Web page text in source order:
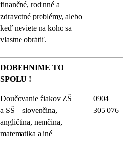
finančné, rodinné a
zdravotné problémy, alebo
keď neviete na koho sa
vlastne obrátiť.
DOBEHNIME TO
SPOLU !
Doučovanie žiakov ZŠ
a SŠ – slovenčina,
angličtina, nemčina,
matematika a iné
0904
305 076